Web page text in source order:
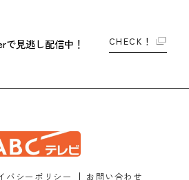
で見逃し配信中！ CHECK！
バシーポリシー お問い合わせ